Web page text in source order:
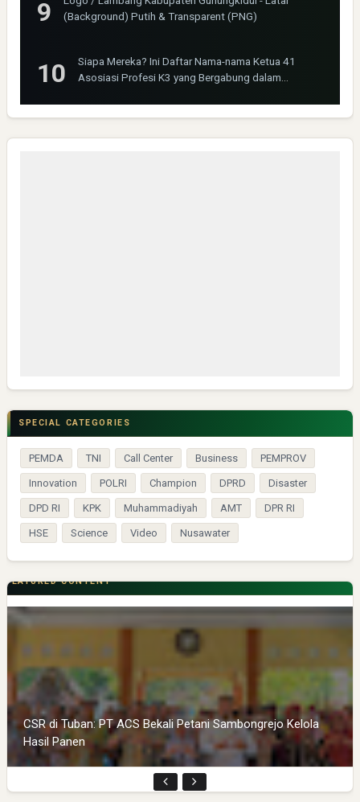
(Background) Putih & Transparent (PNG)
Siapa Mereka? Ini Daftar Nama-nama Ketua 41
Asosiasi Profesi K3 yang Bergabung dalam
SPECIAL CATEGORIES
PEMDA TNI Call Center Business PEMPROV
Innovation POLRI Champion DPRD Disaster
DPD RI KPK Muhammadiyah AMT DPR RI
HSE Science Video Nusawater
FEATURED CONTENT
CSR di Tuban: PT ACS Bekali Petani Sambongrejo Kelola
Hasil Panen